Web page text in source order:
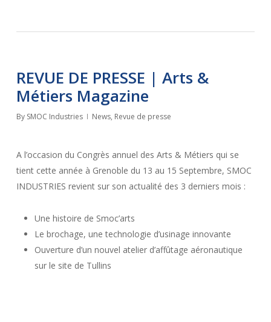
REVUE DE PRESSE | Arts &
Métiers Magazine
By SMOC Industries News, Revue de presse
A l’occasion du Congrès annuel des Arts & Métiers qui se
tient cette année à Grenoble du 13 au 15 Septembre, SMOC
INDUSTRIES revient sur son actualité des 3 derniers mois :
Une histoire de Smoc’arts
Le brochage, une technologie d’usinage innovante
Ouverture d’un nouvel atelier d’affûtage aéronautique
sur le site de Tullins